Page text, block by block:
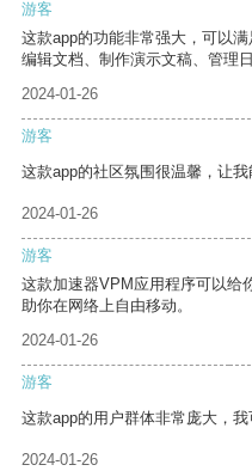
游客
这款app的功能非常强大，可以
编辑文档、制作演示文稿、管理日
2024-01-26
游客
这款app的社区氛围很温馨，让我
2024-01-26
游客
这款加速器VPM应用程序可以给
助你在网络上自由移动。
2024-01-26
游客
这款app的用户群体非常庞大，
2024-01-26